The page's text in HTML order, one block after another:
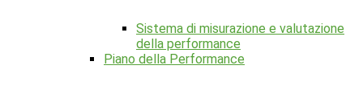
Sistema di misurazione e valutazione
della performance
Piano della Performance